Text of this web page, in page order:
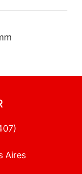
Aires